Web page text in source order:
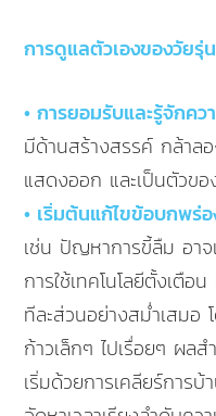
การดูแลตัวเองของวัย
• การยอมรับและรู้จักคว
มีด้านสร้างสรรค์ กล้า
แสดงออก และเป็นตัวขอ
• เริ่มต้นแก้ไขข้อบกพร่
เช่น ปัญหาการขี้ลืม อา
การใช้เทคโนโลยีตั้งเตือ
ทีละส่วนอย่างสม่ำเสมอ
ก้าวเล็กๆ ไปเรื่อยๆ ผล
เริ่มด้วยการเคลียร์การ